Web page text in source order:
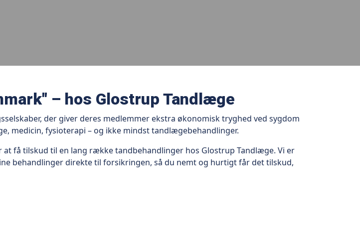
– hos Glostrup Tandlæge
der giver deres medlemmer ekstra økonomisk tryghed ved sygdom
medicin, fysioterapi – og ikke mindst tandlægebehandlinger.
få tilskud til en lang række tandbehandlinger hos Glostrup Tandlæge. Vi er
behandlinger direkte til forsikringen, så du nemt og hurtigt får det tilskud,